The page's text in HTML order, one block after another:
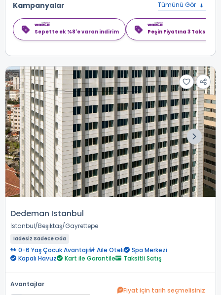
Kampanyalar Tümünü Gör
Sepette ek %8'e varan indirim Peşin Fiyatına 3 Taksit
Dedeman Istanbul
İstanbul Beşiktaş Gayrettepe
İadesiz Sadece Oda
0-6 Yaş Çocuk Avantajı Aile Oteli
Spa Merkezi
Kapalı Havuz
Kart ile Garantile Taksitli Satış
Avantajlar
Fiyat için tarih seçmelisiniz